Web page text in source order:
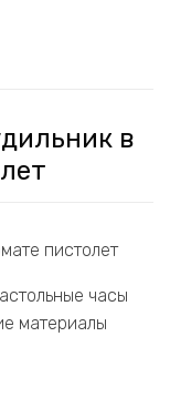
в
пистолет
часы
материалы